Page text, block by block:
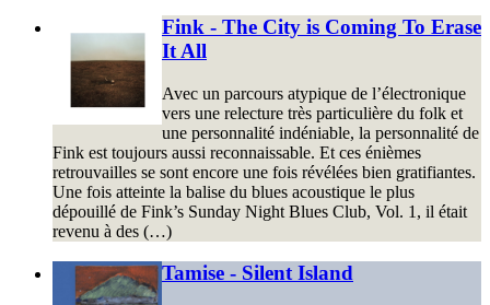
Fink - The City is Coming To Erase
It All
Avec un parcours atypique de l’électronique
vers une relecture très particulière du folk et
une personnalité indéniable, la personnalité de
Fink est toujours aussi reconnaissable. Et ces énièmes
retrouvailles se sont encore une fois révélées bien gratifiantes.
Une fois atteinte la balise du blues acoustique le plus
dépouillé de Fink’s Sunday Night Blues Club, Vol. 1, il était
revenu à des (…)
Tamise - Silent Island